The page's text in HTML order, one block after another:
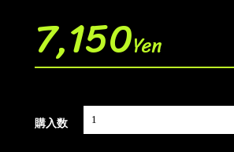
7,150Yen
購入数